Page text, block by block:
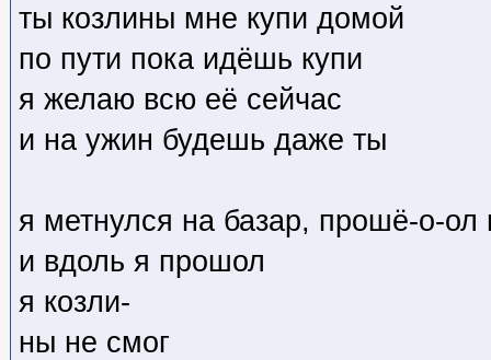
ты козлины мне купи домой
по пути пока идёшь купи
я желаю всю её сейчас
и на ужин будешь даже ты
я метнулся на базар, прошё-о-ол
и вдоль я прошол
я козли-
ны не смог